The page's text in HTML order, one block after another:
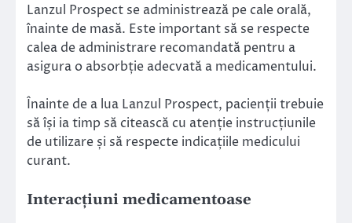
Lanzul Prospect se administrează pe cale orală,
înainte de masă. Este important să se respecte
calea de administrare recomandată pentru a
asigura o absorbție adecvată a medicamentului.
Înainte de a lua Lanzul Prospect, pacienții trebuie
să își ia timp să citească cu atenție instrucțiunile
de utilizare și să respecte indicațiile medicului
curant.
Interacțiuni medicamentoase